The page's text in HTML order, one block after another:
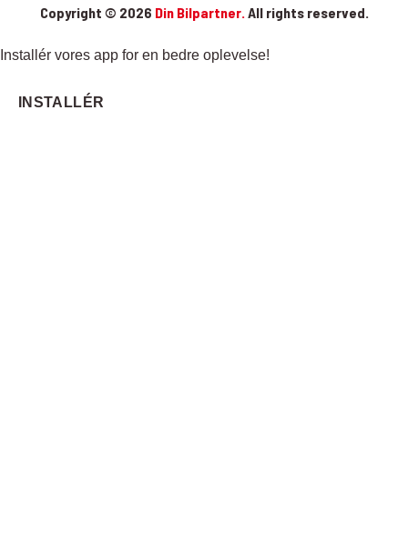
Copyright © 2026 Din Bilpartner. All rights reserved.
Installér vores app for en bedre oplevelse!
INSTALLÉR